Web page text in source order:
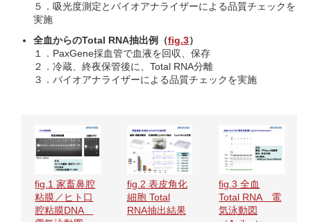
５．吸光度測定とバイオアナライザーによる品質チェックを
実施
全血からのTotal RNA抽出例（fig.3）
１．PaxGene採血管で血液を回収、保存
２．冷蔵、終夜保管後に、Total RNA分離
３．バイオアナライザーによる品質チェックを実施
fig.1 家畜鼻腔
粘膜／ヒト口
腔粘膜DNA
fig.2 表皮角化
細胞 Total
RNA抽出結果
fig.3 全血
Total RNA 電
気泳動図